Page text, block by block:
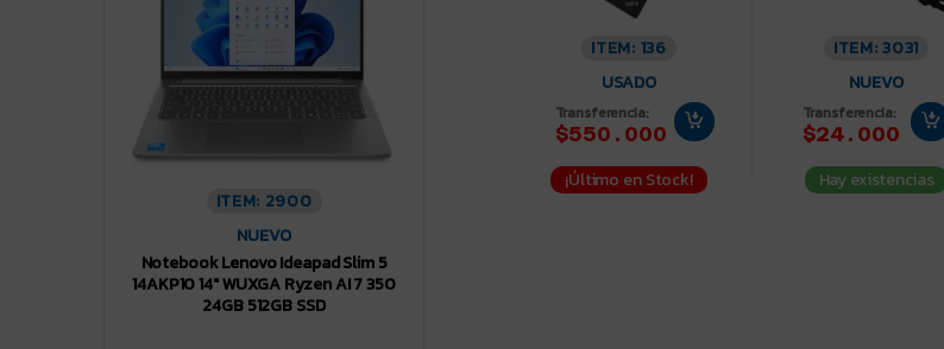
ITEM: 136
USADO
Transferencia:
$550.000
¡Último en Stock!
ITEM: 3031
NUEVO
Transferencia:
$24.000
Hay existencias
ITEM: 2900
NUEVO
Notebook Lenovo Ideapad Slim 5
14AKP10 14″ WUXGA Ryzen AI 7 350
24GB 512GB SSD